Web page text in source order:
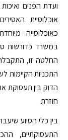
ועדת הפנים
אוכלוסיית
כאוכלוסייה
במשרד כדורשות
החלטה זו,
התכניות הקיימות
הדוק בין תעסוקת
חוזרת.
בין כלי הסיוע
התעסוקתיים,